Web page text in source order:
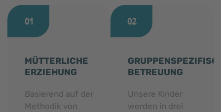
01
MÜTTERLICHE
ERZIEHUNG
Basierend auf der
Methodik von
02
BETREUUNG
Unsere Kinder
werden in drei